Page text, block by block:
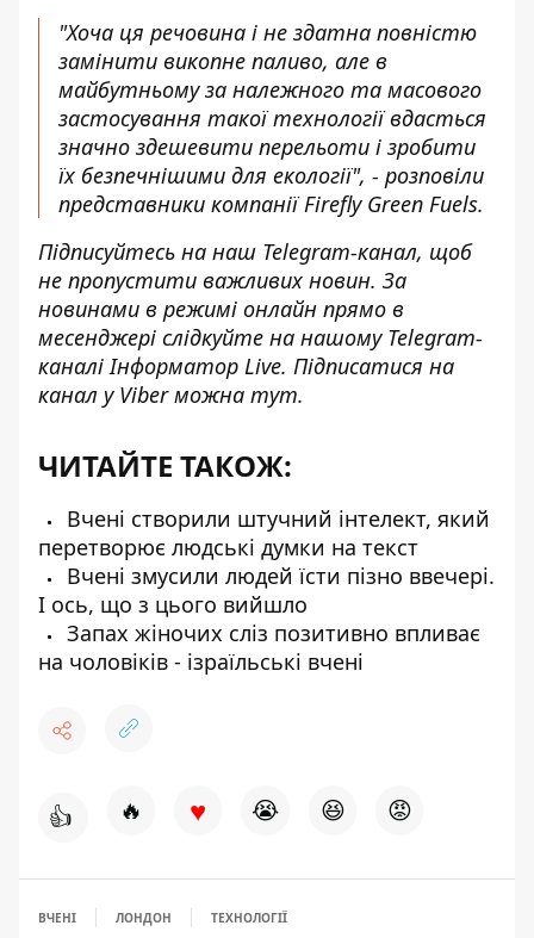
"Хоча ця речовина і не здатна повністю
замінити викопне паливо, але в
майбутньому за належного та масового
застосування такої технології вдасться
значно здешевити перельоти і зробити
їх безпечнішими для екології", - розповіли
представники компанії Firefly Green Fuels.
Підписуйтесь на наш Telegram-канал, щоб
не пропустити важливих новин. За
новинами в режимі онлайн прямо в
месенджері слідкуйте на нашому Telegram-
каналіІнформатор Live. Підписатися на
канал у Viber можна тут.
ЧИТАЙТЕ ТАКОЖ:
Вчені створили штучний інтелект, який
перетворює людські думки на текст
Вчені змусили людей їсти пізно ввечері.
І ось, що з цього вийшло
Запах жіночих сліз позитивно впливає
на чоловіків - ізраїльські вчені
👍 🔥 ♥ 😭 😆 😡
ВЧЕНІ ЛОНДОН ТЕХНОЛОГІЇ